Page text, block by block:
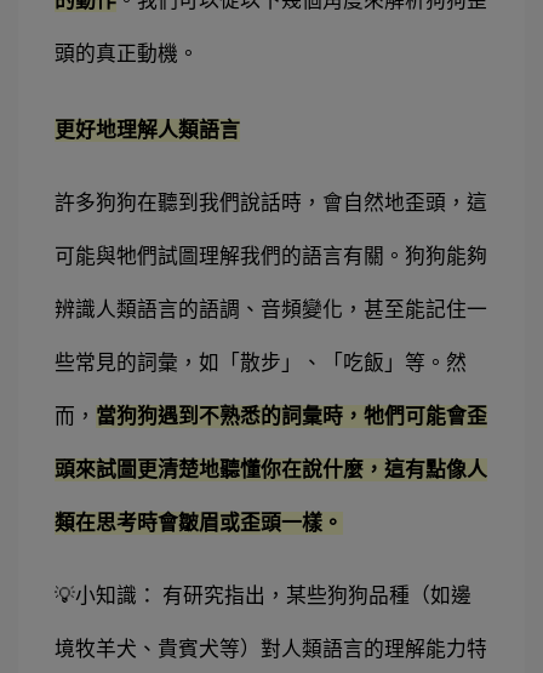
頭的真正動機。
更好地理解人類語言
許多狗狗在聽到我們說話時，會自然地歪頭，這
可能與牠們試圖理解我們的語言有關。狗狗能夠
辨識人類語言的語調、音頻變化，甚至能記住一
些常見的詞彙，如「散步」、「吃飯」等。然
而， 當狗狗遇到不熟悉的詞彙時，牠們可能會歪
頭來試圖更清楚地聽懂你在說什麼，這有點像人
類在思考時會皺眉或歪頭一樣。
💡小知識： 有研究指出，某些狗狗品種（如邊
境牧羊犬、貴賓犬等）對人類語言的理解能力特